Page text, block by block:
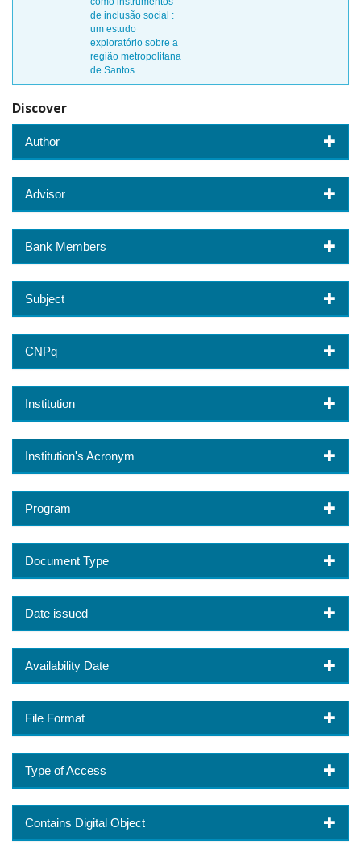
de inclusão social :
um estudo
exploratório sobre a
região metropolitana
de Santos
Discover
Author
Advisor
Bank Members
Subject
CNPq
Institution
Institution's Acronym
Program
Document Type
Date issued
Availability Date
File Format
Type of Access
Contains Digital Object